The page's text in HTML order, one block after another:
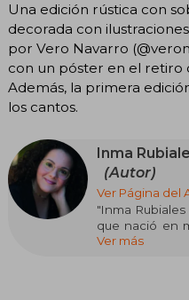
Una edición rústica con
decorada con
por Vero Navarro
con un póster en el retiro
Además, la primera
los cantos.
Inma
(Autor)
Ver Página del
"Inma
que nació en
literatura
Ver más